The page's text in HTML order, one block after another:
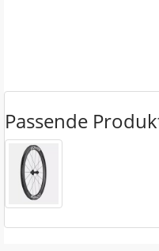
Passende